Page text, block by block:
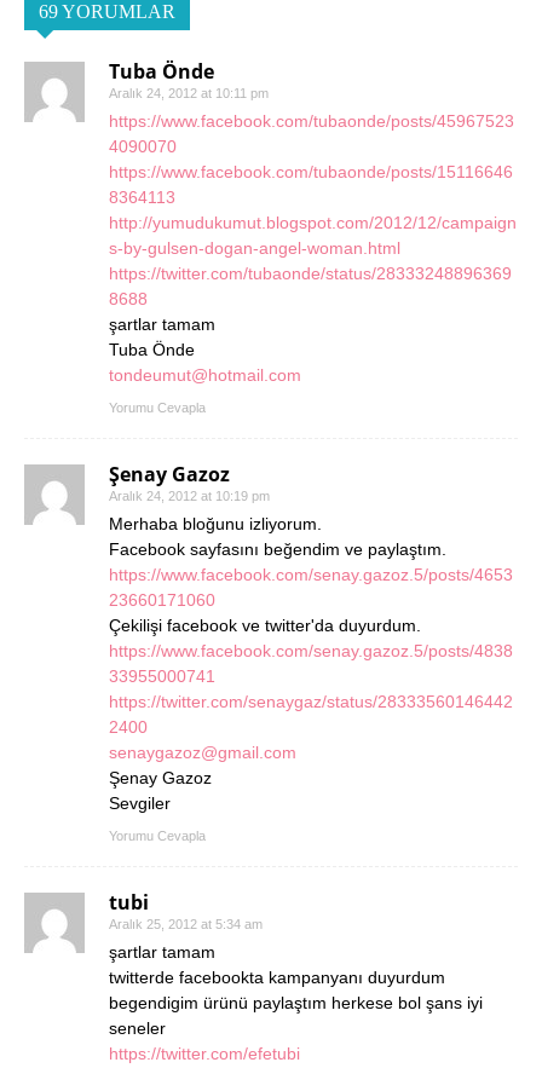
69 YORUMLAR
Tuba Önde
Aralık 24, 2012 at 10:11 pm
https://www.facebook.com/tubaonde/posts/45967523
4090070
https://www.facebook.com/tubaonde/posts/15116646
8364113
http://yumudukumut.blogspot.com/2012/12/campaign
s-by-gulsen-dogan-angel-woman.html
https://twitter.com/tubaonde/status/28333248896369
8688
şartlar tamam
Tuba Önde
tondeumut@hotmail.com
Yorumu Cevapla
Şenay Gazoz
Aralık 24, 2012 at 10:19 pm
Merhaba bloğunu izliyorum.
Facebook sayfasını beğendim ve paylaştım.
https://www.facebook.com/senay.gazoz.5/posts/4653
23660171060
Çekilişi facebook ve twitter'da duyurdum.
https://www.facebook.com/senay.gazoz.5/posts/4838
33955000741
https://twitter.com/senaygaz/status/28333560146442
2400
senaygazoz@gmail.com
Şenay Gazoz
Sevgiler
Yorumu Cevapla
tubi
Aralık 25, 2012 at 5:34 am
şartlar tamam
twitterde facebookta kampanyanı duyurdum
begendigim ürünü paylaştım herkese bol şans iyi
seneler
https://twitter.com/efetubi